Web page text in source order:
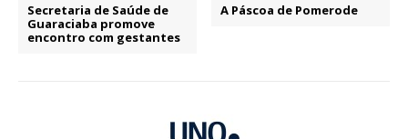
Secretaria de Saúde de
Guaraciaba promove
encontro com gestantes
A Páscoa de Pomerode